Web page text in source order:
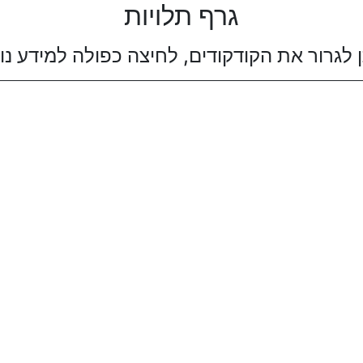
גרף תלויות
לגרור את הקודקודים, לחיצה כפולה למידע